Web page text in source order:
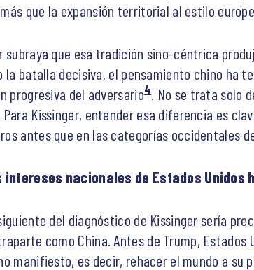
que la expansión territorial al estilo
subraya que esa tradición sino-céntrica
la batalla decisiva, el pensamiento chino ha
progresiva del adversario4. No se trata solo
Kissinger, entender esa diferencia es
antes que en las categorías occidentales
intereses nacionales de Estados Unidos
del diagnóstico de Kissinger sería
como China. Antes de Trump,
manifiesto, es decir, rehacer el mundo a